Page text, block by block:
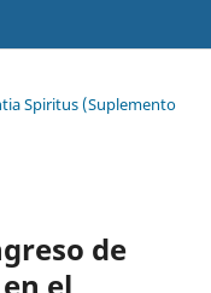
Spiritus (Suplemento
de